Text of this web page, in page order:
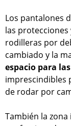
Los pantalones
las
rodilleras por
cambiado y la
espacio para
imprescindibles
de rodar por
También la